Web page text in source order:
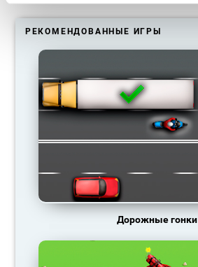
РЕКОМЕНДОВАННЫЕ ИГРЫ
Дорожные гонки